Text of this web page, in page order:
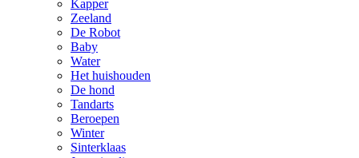
Kapper
Zeeland
De Robot
Baby
Water
Het huishouden
De hond
Tandarts
Beroepen
Winter
Sinterklaas